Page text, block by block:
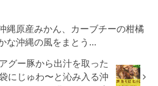
縄原産みかん、カーブチーの柑橘
な沖縄の風をまとう...
グー豚から出汁を取った
にじゅわ〜と沁み入る沖